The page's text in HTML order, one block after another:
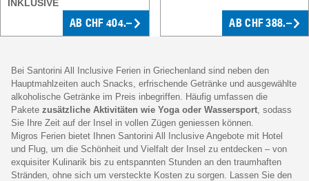
INKLUSIVE
AB CHF 404.– AB CHF 388.–
Bei Santorini All Inclusive Ferien in Griechenland sind neben den
Hauptmahlzeiten auch Snacks, erfrischende Getränke und ausgewählte
alkoholische Getränke im Preis inbegriffen. Häufig umfassen die
Pakete zusätzliche Aktivitäten wie Yoga oder Wassersport, sodass
Sie Ihre Zeit auf der Insel in vollen Zügen geniessen können.
Migros Ferien bietet Ihnen Santorini All Inclusive Angebote mit Hotel
und Flug, um die Schönheit und Vielfalt der Insel zu entdecken – von
exquisiter Kulinarik bis zu entspannten Stunden an den traumhaften
Stränden, ohne sich um versteckte Kosten zu sorgen. Lassen Sie den